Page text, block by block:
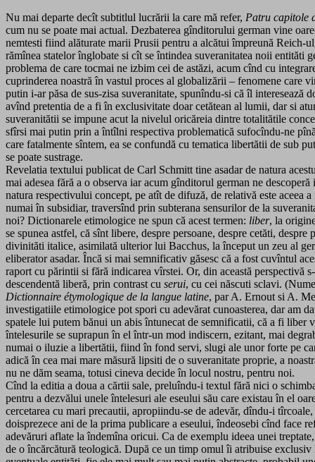
Nu mai departe decît subtitlul lucrării la care mă refer, Patru capitole
cum nu se poate mai actual. Dezbaterea gînditorului german vine
nemtesti fiind alăturate marii Prusii pentru a alcătui împreună Reich-
rămînea statelor înglobate si cît se întindea suveranitatea noii entităti
problema de care tocmai ne izbim cei de astăzi, acum cînd cu
cuprinderea noastră în vastul proces al globalizării – fenomene care
putin i-ar păsa de sus-zisa suveranitate, spunîndu-si că îl
avînd pretentia de a fi în exclusivitate doar cetătean al lumii, dar si
suveranitătii se impune acut la nivelul oricăreia dintre totalitătile
sfîrsi mai putin prin a întîlni respectiva problematică sufocîndu-ne
care fatalmente sîntem, ea se confundă cu tematica libertătii de sub
se poate sustrage.
Revelatia textului publicat de Carl Schmitt tine asadar de natura
mai adesea fără a o observa iar acum gînditorul german ne
natura respectivului concept, pe atît de difuză, de relativă este
numai în subsidiar, traversînd prin subterana sensurilor de la
noi? Dictionarele etimologice ne spun că acest termen: liber, la
se spunea astfel, că sînt libere, despre persoane, despre cetăti,
divinităti italice, asimilată ulterior lui Bacchus, la început un zeu al
eliberator asadar. Încă si mai semnificativ găsesc că a fost cuvîntul
raport cu părintii si fără indicarea vîrstei. Or, din această perspectivă
descendentă liberă, prin contrast cu serui, cu cei născuti sclavi.
Dictionnaire étymologique de la langue latine, par A. Ernout si A.
investigatiile etimologice pot spori cu adevărat cunoasterea, dar am
spatele lui putem bănui un abis întunecat de semnificatii, că a fi liber
întelesurile se suprapun în el într-un mod indiscern, ezitant, mai
numai o iluzie a libertătii, fiind în fond servi, slugi ale unor forte pe
adică în cea mai mare măsură lipsiti de o suveranitate proprie, a
nu ne dăm seama, totusi cineva decide în locul nostru, pentru noi.
Cînd la editia a doua a cărtii sale, preluîndu-i textul fără nici o
pentru a dezvălui unele întelesuri ale eseului său care existau în el
cercetarea cu mari precautii, apropiindu-se de adevăr, dîndu-i
doisprezece ani de la prima publicare a eseului, îndeosebi cînd face
adevăruri aflate la îndemîna oricui. Ca de exemplu ideea unei
de o încărcătură teologică. După ce un timp omul îi atribuise